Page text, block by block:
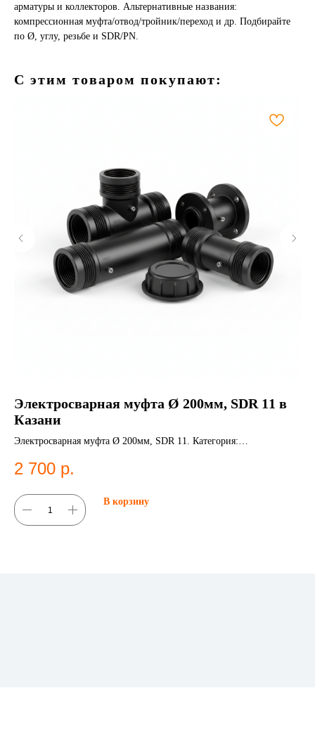
арматуры и коллекторов. Альтернативные названия:
компрессионная муфта/отвод/тройник/переход и др. Подбирайте
по Ø, углу, резьбе и SDR/PN.
С этим товаром покупают:
Электросварная муфта Ø 200мм, SDR 11 в
Казани
Электросварная муфта Ø 200мм, SDR 11. Категория:
2 700 р.
В корзину